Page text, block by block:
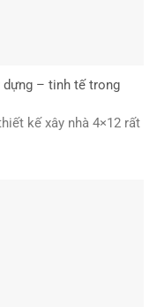
dựng – tinh tế trong
kế xây nhà 4×12 rất